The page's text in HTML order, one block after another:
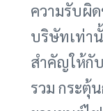
ความรับผิ
บริษัทเท่า
สำคัญให้กั
รวม กระตุ้